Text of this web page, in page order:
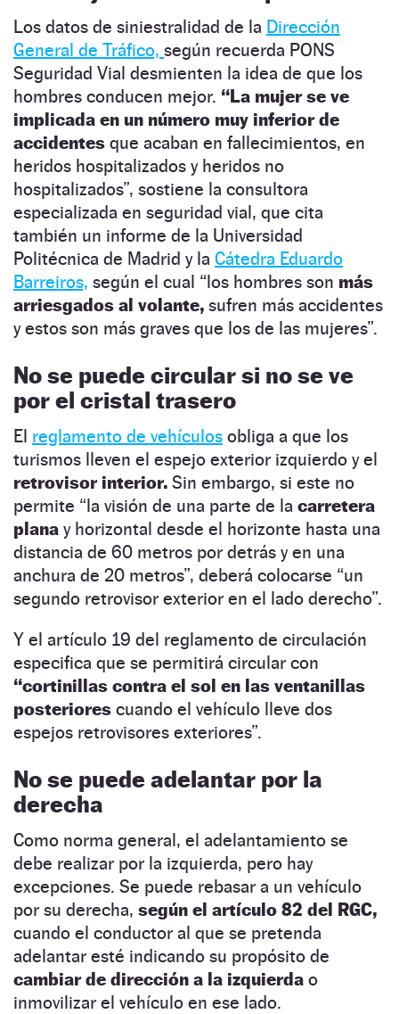
Los datos de siniestralidad de la Dirección
General de Tráfico, según recuerda PONS
Seguridad Vial desmienten la idea de que los
hombres conducen mejor. “La mujer se ve
implicada en un número muy inferior de
accidentes que acaban en fallecimientos, en
heridos hospitalizados y heridos no
hospitalizados”, sostiene la consultora
especializada en seguridad vial, que cita
también un informe de la Universidad
Politécnica de Madrid y la Cátedra Eduardo
Barreiros, según el cual “los hombres son más
arriesgados al volante, sufren más accidentes
y estos son más graves que los de las mujeres”.
No se puede circular si no se ve
por el cristal trasero
El reglamento de vehículos obliga a que los
turismos lleven el espejo exterior izquierdo y el
retrovisor interior. Sin embargo, si este no
permite “la visión de una parte de la carretera
plana y horizontal desde el horizonte hasta una
distancia de 60 metros por detrás y en una
anchura de 20 metros”, deberá colocarse “un
segundo retrovisor exterior en el lado derecho”.
Y el artículo 19 del reglamento de circulación
especifica que se permitirá circular con
“cortinillas contra el sol en las ventanillas
posteriores cuando el vehículo lleve dos
espejos retrovisores exteriores”.
No se puede adelantar por la
derecha
Como norma general, el adelantamiento se
debe realizar por la izquierda, pero hay
excepciones. Se puede rebasar a un vehículo
por su derecha, según el artículo 82 del RGC,
cuando el conductor al que se pretenda
adelantar esté indicando su propósito de
cambiar de dirección a la izquierda o
inmovilizar el vehículo en ese lado.